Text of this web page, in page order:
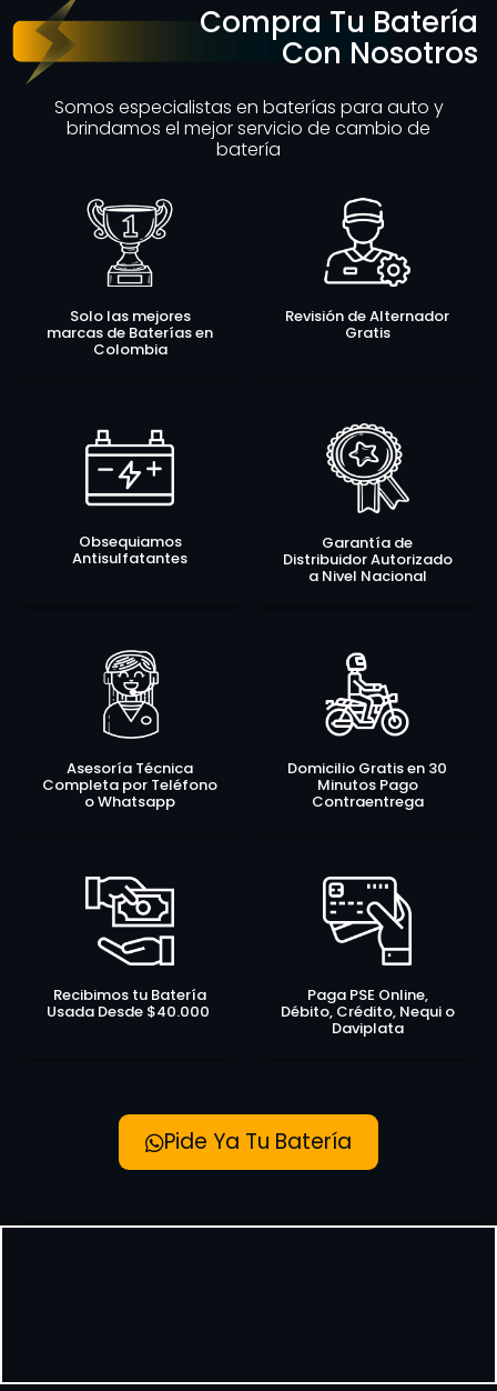
Compra Tu Batería
Con Nosotros
Somos especialistas en baterías para auto y
brindamos el mejor servicio de cambio de
batería
Solo las mejores
marcas de Baterías en
Colombia
Revisión de Alternador
Gratis
Obsequiamos
Antisulfatantes
Garantía de
Distribuidor Autorizado
a Nivel Nacional
Asesoría Técnica
Completa por Teléfono
o Whatsapp
Domicilio Gratis en 30
Minutos Pago
Contraentrega
Recibimos tu Batería
Usada Desde $40.000
Paga PSE Online,
Débito, Crédito, Nequi o
Daviplata
Pide Ya Tu Batería